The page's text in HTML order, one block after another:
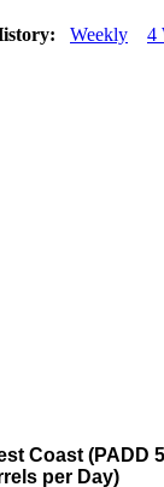
Weekly 4
Coast
per Day)